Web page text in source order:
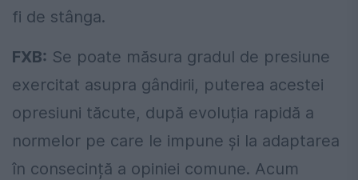
fi de stânga.
FXB: Se poate măsura gradul de presiune
exercitat asupra gândirii, puterea acestei
opresiuni tăcute, după evoluția rapidă a
normelor pe care le impune și la adaptarea
în consecință a opiniei comune. Acum